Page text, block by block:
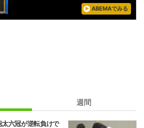
ABEMAでみる
週間
六冠が逆転負けで